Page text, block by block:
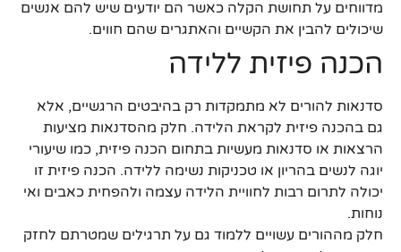
מדווחים על תחושת הקלה כאשר הם יודעים שיש להם אנשים
שיכולים להבין את הקשיים והאתגרים שהם חווים.
הכנה פיזית ללידה
סדנאות להורים לא מתמקדות רק בהיבטים הרגשיים, אלא
גם בהכנה פיזית לקראת הלידה. חלק מהסדנאות מציעות
הרצאות או סדנאות מעשיות בתחום הכנה פיזית, כמו שיעורי
יוגה לנשים בהריון או טכניקות נשימה ללידה. הכנה פיזית זו
יכולה לתרום רבות לחוויית הלידה עצמה ולהפחית כאבים ואי
נוחות.
חלק מההורים עשויים ללמוד גם על תרגילים שמטרתם לחזק